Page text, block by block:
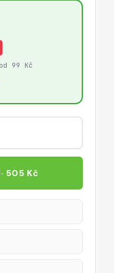
99 Kč
· 505 Kč